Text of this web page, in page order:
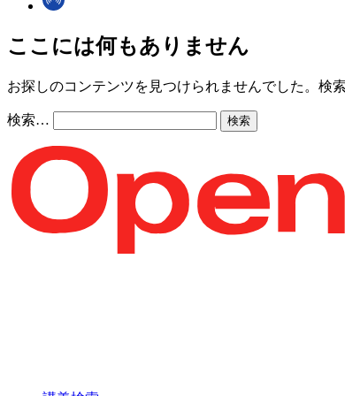
ここには何もありません
お探しのコンテンツを見つけられませんでした。検
検索…